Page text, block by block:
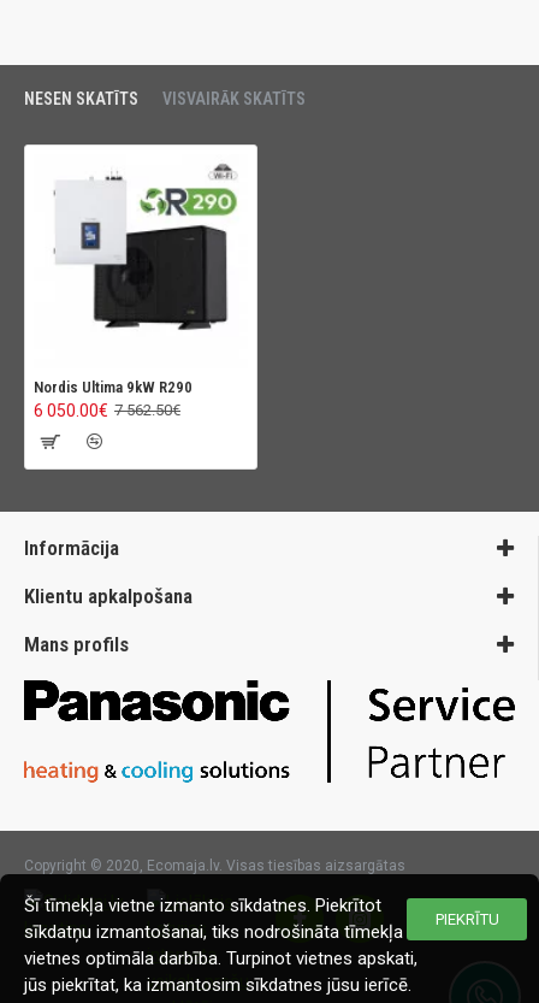
NESEN SKATĪTS VISVAIRĀK SKATĪTS
Nordis Ultima 9kW R290
6 050.00€ 7 562.50€
Informācija
Klientu apkalpošana
Mans profils
Copyright © 2020, Ecomaja.lv. Visas tiesības aizsargātas
PIEKRĪTU
Šī tīmekļa vietne izmanto sīkdatnes. Piekrītot
sīkdatņu izmantošanai, tiks nodrošināta tīmekļa
vietnes optimāla darbība. Turpinot vietnes apskati,
jūs piekrītat, ka izmantosim sīkdatnes jūsu ierīcē.